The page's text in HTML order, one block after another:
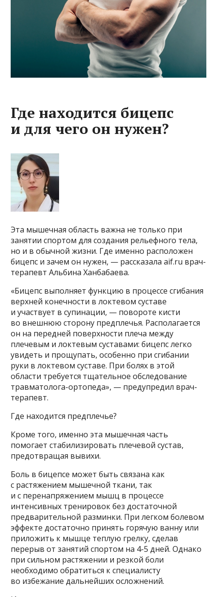
Где находится бицепс
и для чего он нужен?
Эта мышечная область важна не только при
занятии спортом для создания рельефного тела,
но и в обычной жизни. Где именно расположен
бицепс и зачем он нужен, — рассказала aif.ru врач-
терапевт Альбина Ханбабаева.
«Бицепс выполняет функцию в процессе сгибания
верхней конечности в локтевом суставе
и участвует в супинации, — повороте кисти
во внешнюю сторону предплечья. Располагается
он на передней поверхности плеча между
плечевым и локтевым суставами: бицепс легко
увидеть и прощупать, особенно при сгибании
руки в локтевом суставе. При болях в этой
области требуется тщательное обследование
травматолога-ортопеда», — предупредил врач-
терапевт.
Где находится предплечье?
Кроме того, именно эта мышечная часть
помогает стабилизировать плечевой сустав,
предотвращая вывихи.
Боль в бицепсе может быть связана как
с растяжением мышечной ткани, так
и с перенапряжением мышц в процессе
интенсивных тренировок без достаточной
предварительной разминки. При легком болевом
эффекте достаточно принять горячую ванну или
приложить к мышце теплую грелку, сделав
перерыв от занятий спортом на 4-5 дней. Однако
при сильном растяжении и резкой боли
необходимо обратиться к специалисту
во избежание дальнейших осложнений.